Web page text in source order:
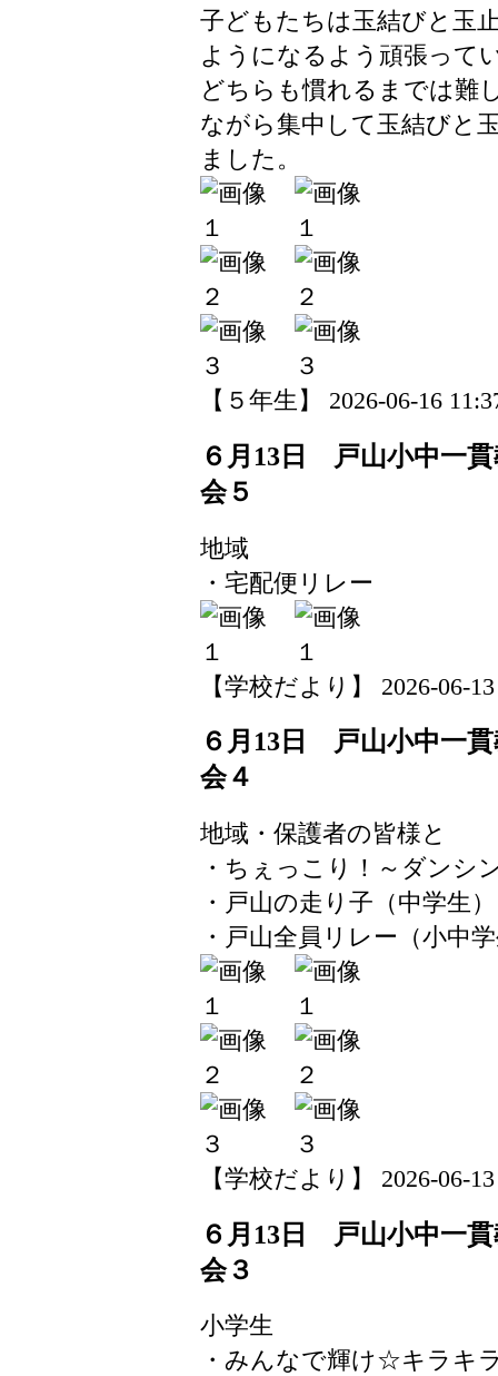
子どもたちは玉結びと玉
ようになるよう頑張って
どちらも慣れるまでは難
ながら集中して玉結びと
ました。
【５年生】 2026-06-16
６月13日 戸山小中一
会５
地域
・宅配便リレー
【学校だより】 2026-06-
６月13日 戸山小中一
会４
地域・保護者の皆様と
・ちぇっこり！～ダンシ
・戸山の走り子（中学生）
・戸山全員リレー（小中
【学校だより】 2026-06-
６月13日 戸山小中一
会３
小学生
・みんなで輝け☆キラキ